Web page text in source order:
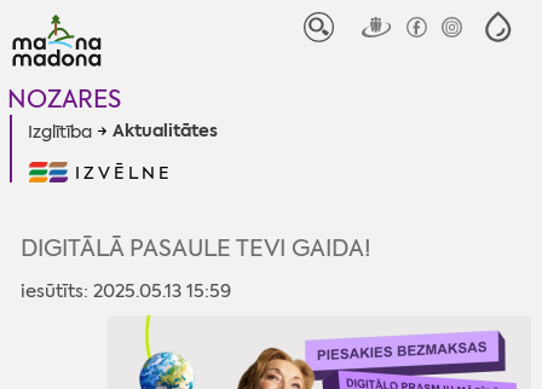
NOZARES
Izglītība Aktualitātes
IZVĒLNE
DIGITĀLĀ PASAULE TEVI GAIDA!
iesūtīts: 2025.05.13 15:59